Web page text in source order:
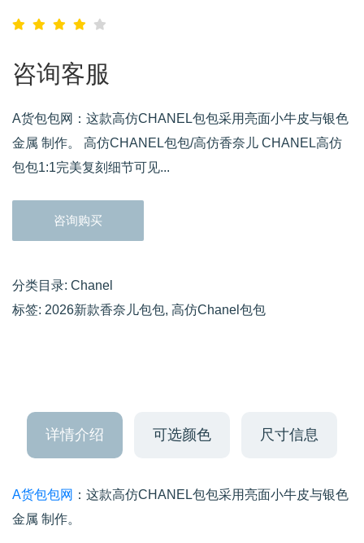
咨询客服
A货包包网：这款高仿CHANEL包包采用亮面小牛皮与银色
金属 制作。 高仿CHANEL包包/高仿香奈儿 CHANEL高仿
包包1:1完美复刻细节可见...
咨询购买
分类目录: Chanel
标签: 2026新款香奈儿包包, 高仿Chanel包包
详情介绍 可选颜色 尺寸信息
A货包包网 ：这款高仿CHANEL包包采用亮面小牛皮与银色
金属 制作。